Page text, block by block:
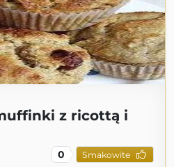
z ricottą i
0 Smakowite